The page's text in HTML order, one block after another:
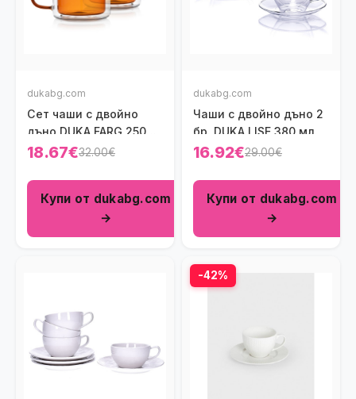
dukabg.com
Сет чаши с двойно
дъно DUKA FARG 250
мл., оранжев
18.67€32.00€
Купи от dukabg.com
→
dukabg.com
Чаши с двойно дъно 2
бр. DUKA LISE 380 мл.
16.92€29.00€
Купи от dukabg.com
→
-42%